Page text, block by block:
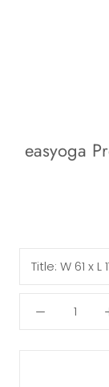
easyoga
Title: W 61 x